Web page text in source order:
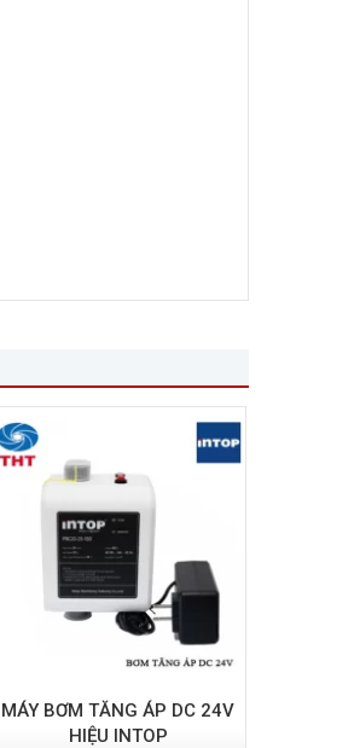
MÁY BƠM TĂNG ÁP DC 24V
HIỆU INTOP